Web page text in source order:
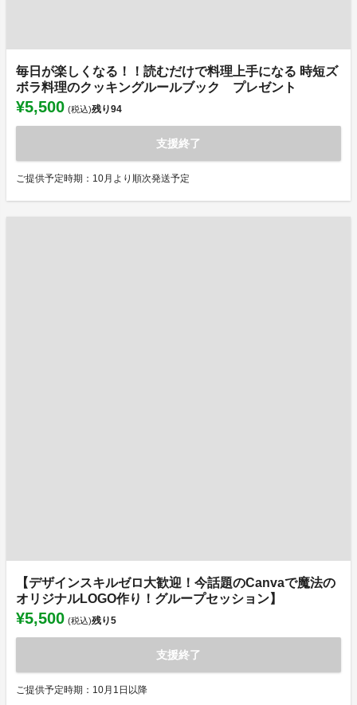
毎日が楽しくなる！！読むだけで料理上手になる 時短ズ
ボラ料理のクッキングルールブック プレゼント
¥5,500 (税込)残り94
支援終了
ご提供予定時期：10月より順次発送予定
【デザインスキルゼロ大歓迎！今話題のCanvaで魔法の
オリジナルLOGO作り！グループセッション】
¥5,500 (税込)残り5
支援終了
ご提供予定時期：10月1日以降